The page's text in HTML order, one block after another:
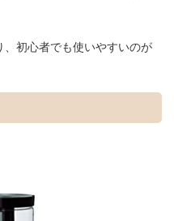
初心者でも使いやすいのが